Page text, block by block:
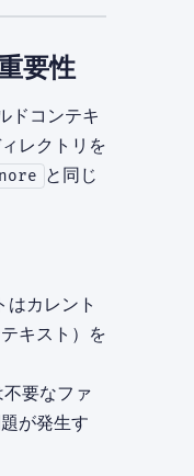
要性
ドコンテキ
レクトリを
と同じ
カレント
キスト）を
要なファ
が発生す